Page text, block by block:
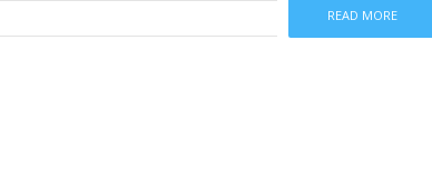
READ MORE